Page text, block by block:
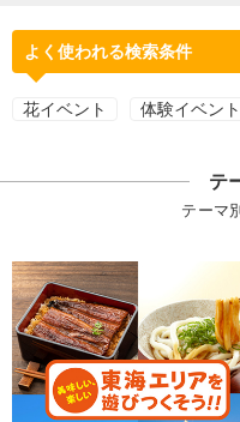
よく使われる検索条件
花イベント 体験イベント
テ
テーマ